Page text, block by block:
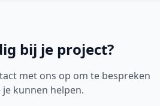
bij je project?
met ons op om te bespreken
je kunnen helpen.